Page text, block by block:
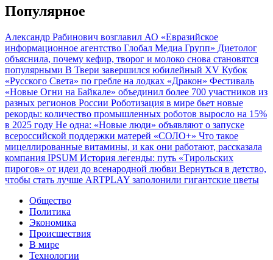
Популярное
Александр Рабинович возглавил АО «Евразийское
информационное агентство Глобал Медиа Групп» Диетолог
объяснила, почему кефир, творог и молоко снова становятся
популярными В Твери завершился юбилейный XV Кубок
«Русского Света» по гребле на лодках «Дракон» Фестиваль
«Новые Огни на Байкале» объединил более 700 участников из
разных регионов России Роботизация в мире бьет новые
рекорды: количество промышленных роботов выросло на 15%
в 2025 году Не одна: «Новые люди» объявляют о запуске
всероссийской поддержки матерей «СОЛО+» Что такое
мицеллированные витамины, и как они работают, рассказала
компания IPSUM История легенды: путь «Тирольских
пирогов» от идеи до всенародной любви Вернуться в детство,
чтобы стать лучше ARTPLAY заполонили гигантские цветы
Общество
Политика
Экономика
Происшествия
В мире
Технологии